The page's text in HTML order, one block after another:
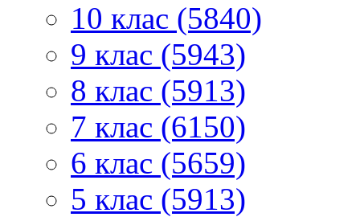
10 клас (5840)
9 клас (5943)
8 клас (5913)
7 клас (6150)
6 клас (5659)
5 клас (5913)